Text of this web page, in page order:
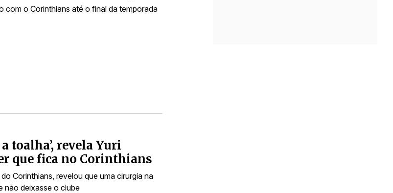
com o Corinthians até o final da temporada
toalha’, revela Yuri
que fica no Corinthians
Corinthians, revelou que uma cirurgia na
não deixasse o clube